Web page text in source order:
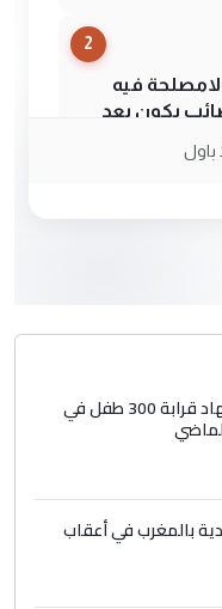
2
فيه
يكون بعد
ومن اصول عريقة
حسين سل
4
ماما يسقط
اصول عريقة
باول
اليونيسف توثق استشهاد قرابة 300 طفل في
بالمغرب في أعقاب